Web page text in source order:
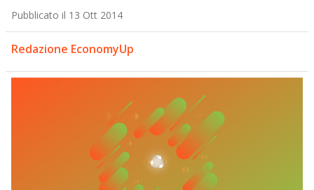
Pubblicato il 13 Ott 2014
Redazione EconomyUp